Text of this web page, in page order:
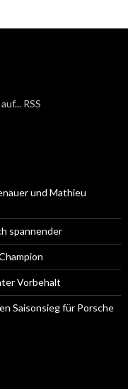
und Mathieu
spannender
Vorbehalt
Saisonsieg für Porsche